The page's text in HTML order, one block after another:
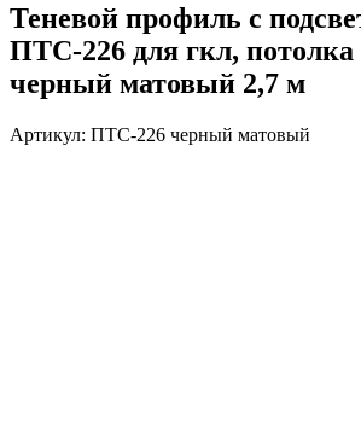
Теневой профиль с
ПТС-226 для гкл, потолка
черный матовый 2,7 м
Артикул: ПТС-226 черный матовый